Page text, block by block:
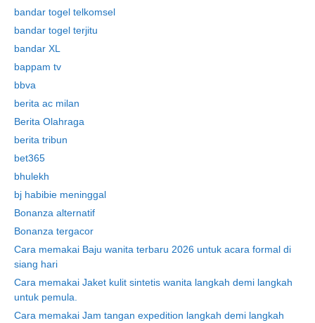
bandar togel telkomsel
bandar togel terjitu
bandar XL
bappam tv
bbva
berita ac milan
Berita Olahraga
berita tribun
bet365
bhulekh
bj habibie meninggal
Bonanza alternatif
Bonanza tergacor
Cara memakai Baju wanita terbaru 2026 untuk acara formal di
siang hari
Cara memakai Jaket kulit sintetis wanita langkah demi langkah
untuk pemula.
Cara memakai Jam tangan expedition langkah demi langkah